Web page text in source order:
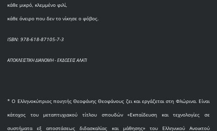
κάθε μικρό, κλεμμένο φιλί,
κάθε όνειρο που δεν το νίκησε ο φόβος.
ISBN: 978-618-87105-7-3
ΑΠΟΚΛΕΙΣΤΙΚΗ ΔΙΑΝΟΜΗ - ΕΚΔΟΣΕΙΣ ΑΛΑΤΙ
* O Eλληνοκύπριος ποιητής Θεοφάνης Θεοφάνους ζει και εργάζεται στη Φλώρινα. Είναι
κάτοχος του μεταπτυχιακού τίτλου σπουδών «Εκπαίδευση και τεχνολογίες σε
συστήματα εξ αποστάσεως διδασκαλίας και μάθησης» του Ελληνικού Ανοικτού